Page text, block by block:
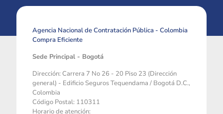
Agencia Nacional de Contratación Pública - Colombia
Compra Eficiente
Sede Principal - Bogotá
Dirección: Carrera 7 No 26 - 20 Piso 23 (Dirección
general) - Edificio Seguros Tequendama / Bogotá D.C.,
Colombia
Código Postal: 110311
Horario de atención: